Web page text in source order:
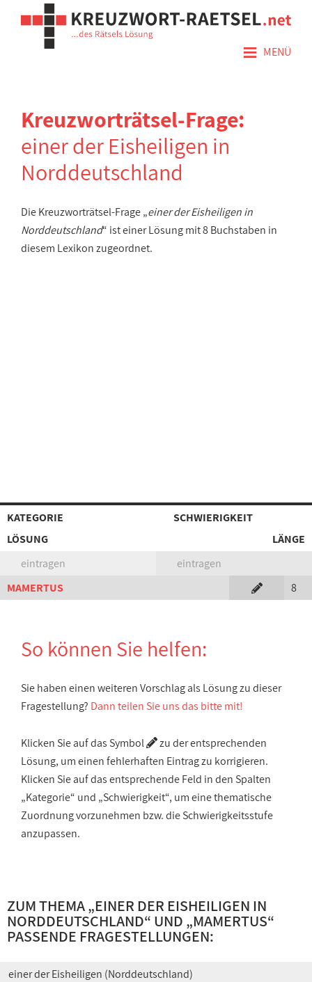
≡ MENÜ
Kreuzworträtsel-Frage:
einer der Eisheiligen in
Norddeutschland
Die Kreuzworträtsel-Frage „einer der Eisheiligen in
Norddeutschland“ ist einer Lösung mit 8 Buchstaben in
diesem Lexikon zugeordnet.
KATEGORIE
SCHWIERIGKEIT
LÖSUNG
LÄNGE
eintragen
eintragen
MAMERTUS
8
So können Sie helfen:
Sie haben einen weiteren Vorschlag als Lösung zu dieser
Fragestellung? Dann teilen Sie uns das bitte mit!
Klicken Sie auf das Symbol
zu der entsprechenden
Lösung, um einen fehlerhaften Eintrag zu korrigieren.
Klicken Sie auf das entsprechende Feld in den Spalten
„Kategorie“ und „Schwierigkeit“, um eine thematische
Zuordnung vorzunehmen bzw. die Schwierigkeitsstufe
anzupassen.
ZUM THEMA „EINER DER EISHEILIGEN IN
NORDDEUTSCHLAND“ UND „MAMERTUS“
PASSENDE FRAGESTELLUNGEN:
einer der Eisheiligen (Norddeutschland)